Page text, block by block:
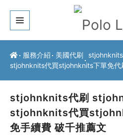
關於我們
服務介紹
常見問題
服務介紹 美國代刷
stjohnknits代買stjohnknits下單免代
stjohnknits代刷
stjohnknits代買
免手續費 破千推薦文